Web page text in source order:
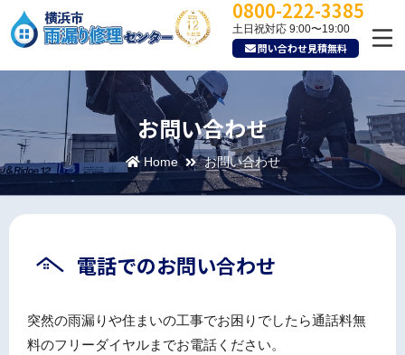
0800-222-3385
土日祝対応 9:00〜19:00
問い合わせ見積無料
お問い合わせ
Home お問い合わせ
電話でのお問い合わせ
突然の雨漏りや住まいの工事でお困りでしたら通話料無
料のフリーダイヤルまでお電話ください。